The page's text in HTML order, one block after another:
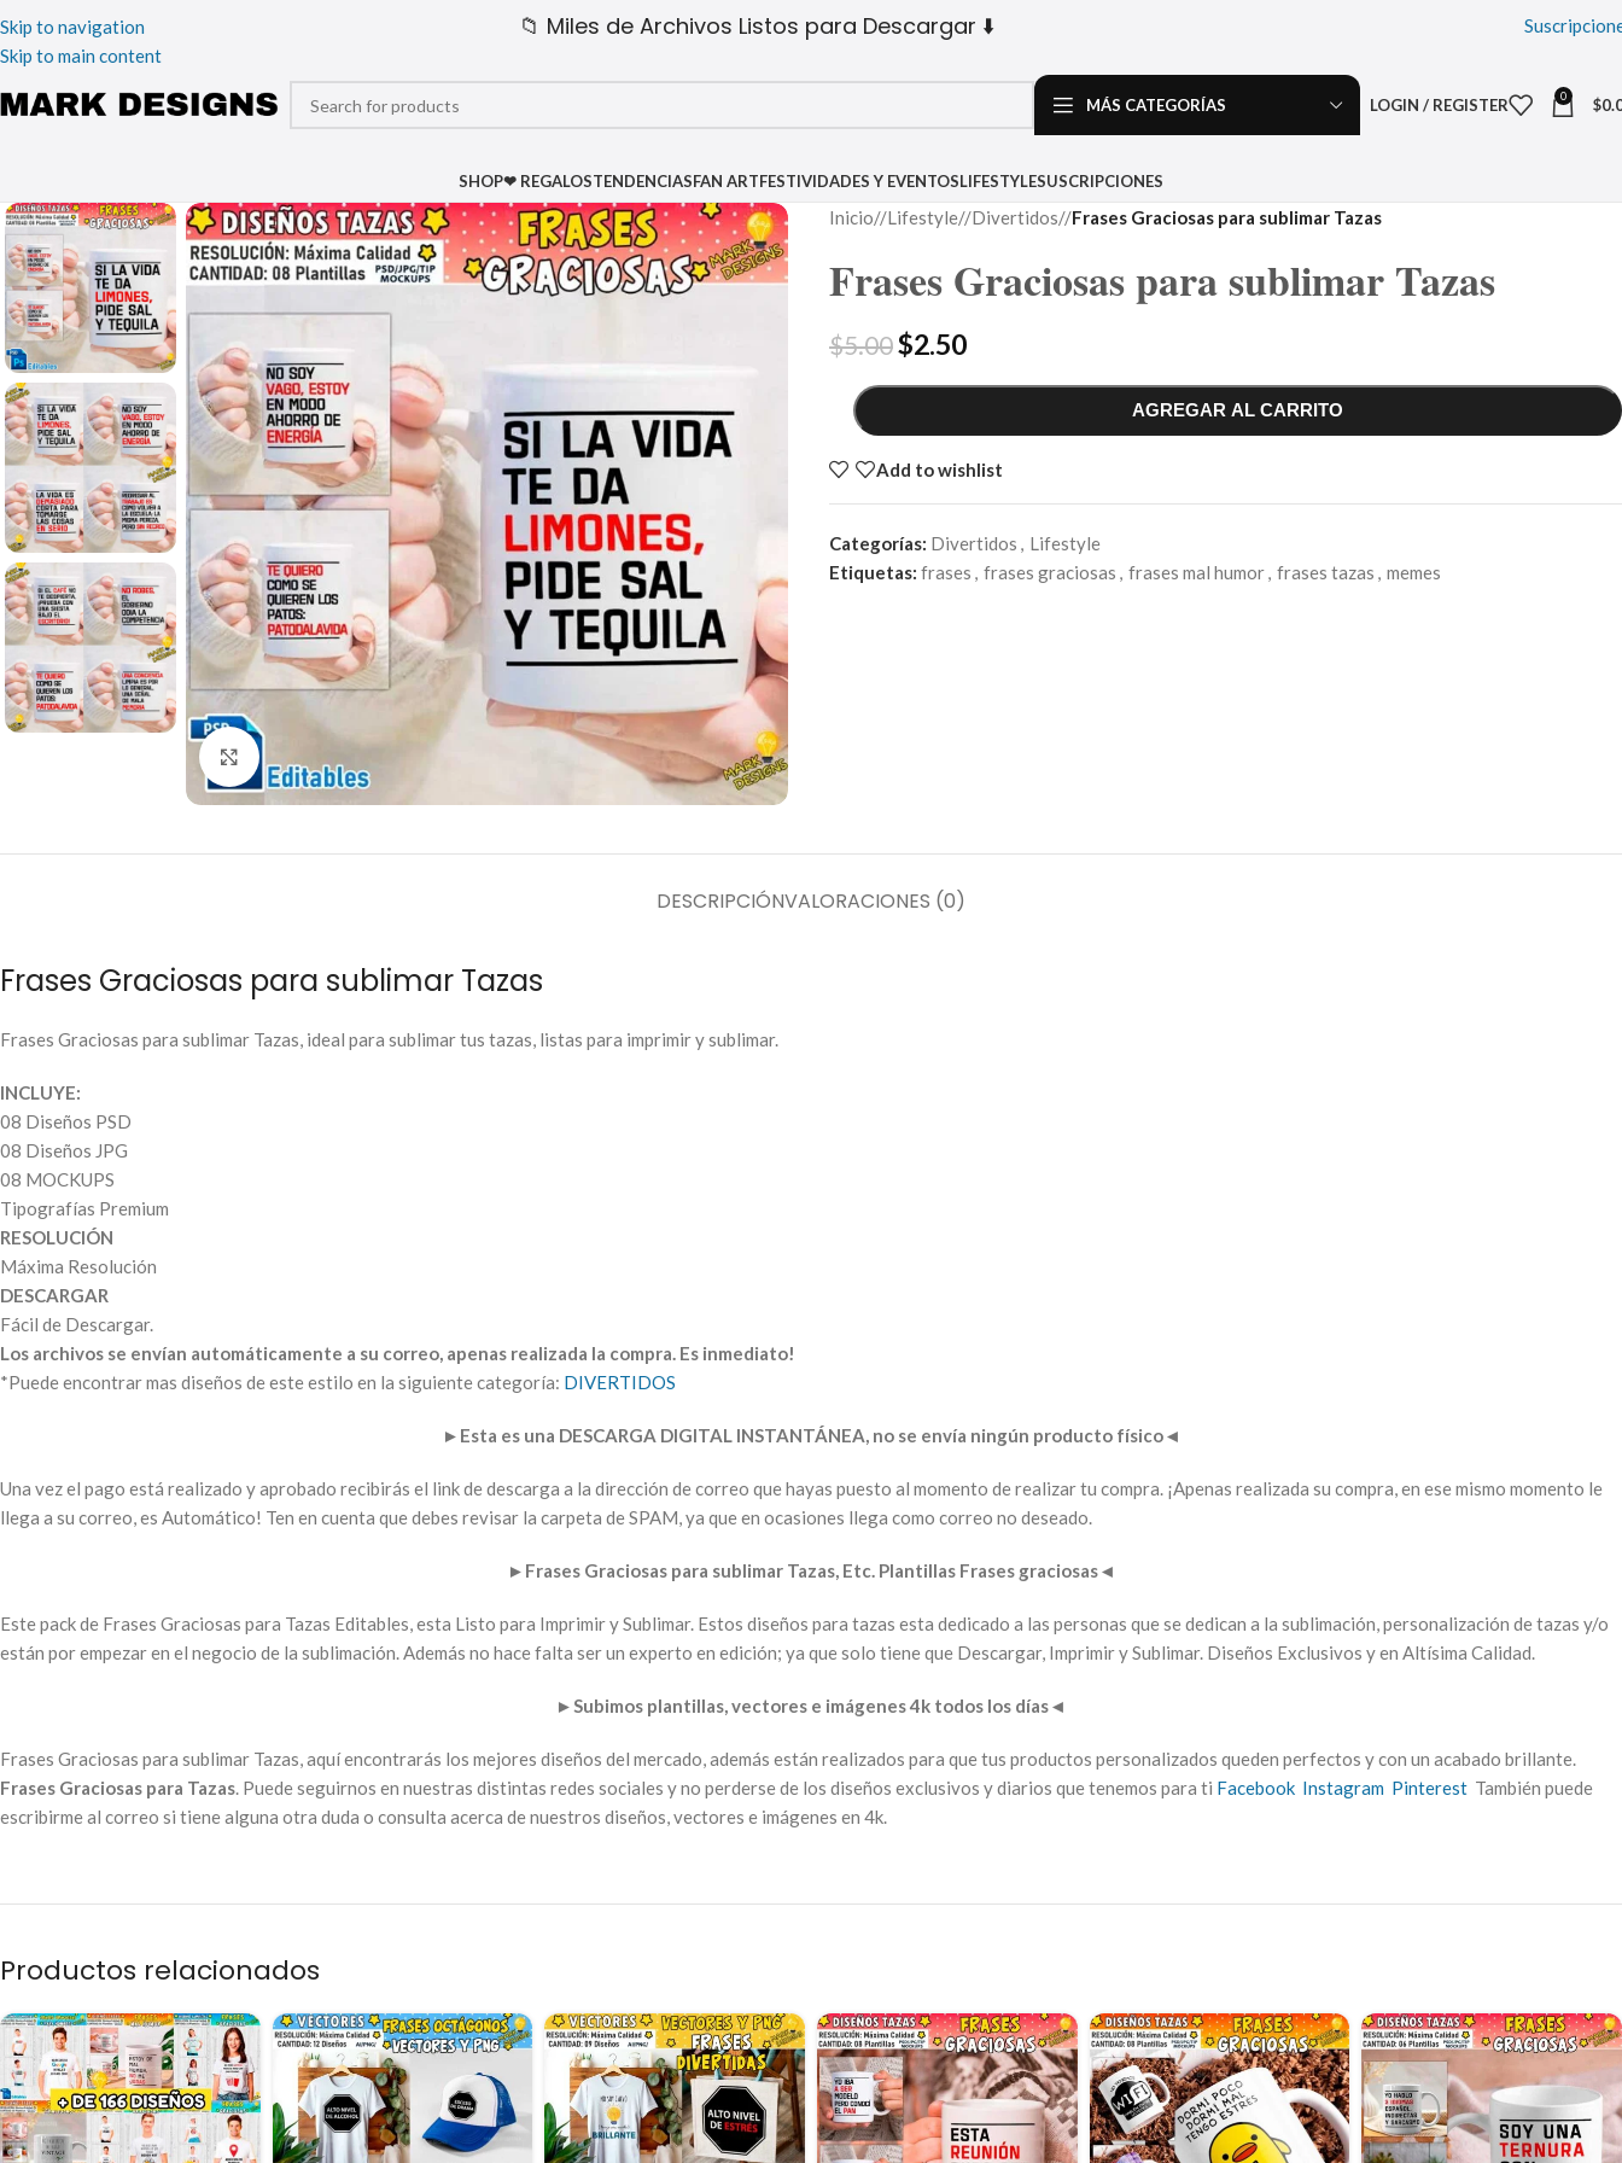
Skip to navigation
Skip to main content
📁 Miles de Archivos Listos para Descargar ⬇️
MÁS CATEGORÍAS LOGIN / REGISTER 0 $
SHOP❤ REGALOSTENDENCIASFAN ARTFESTIVIDADES Y EVENTOSLIFESTYLESUSCRIPCIONES
Inicio/ Lifestyle/ Divertidos/ Frases Graciosas para sublimar Tazas
Frases Graciosas para sublimar Tazas
$5.00$2.50
AGREGAR AL CARRITO
Add to wishlist
Categorías: Divertidos , Lifestyle
Etiquetas: frases , frases graciosas , frases mal humor, frases tazas , memes
DESCRIPCIÓNVALORACIONES (0)
Frases Graciosas para sublimar Tazas
Frases Graciosas para sublimar Tazas, ideal para sublimar tus tazas, listas para imprimir y sublimar.
INCLUYE:
08 Diseños PSD
08 Diseños JPG
08 MOCKUPS
Tipografías Premium
RESOLUCIÓN
Máxima Resolución
DESCARGAR
Fácil de Descargar.
Los archivos se envían automáticamente a su correo, apenas realizada la compra. Es inmediato!
*Puede encontrar mas diseños de este estilo en la siguiente categoría: DIVERTIDOS
► Esta es una DESCARGA DIGITAL INSTANTÁNEA, no se envía ningún producto físico◄
Una vez el pago está realizado y aprobado recibirás el link de descarga a la dirección de correo que hayas puesto al momento de realizar tu compra. ¡Apenas realizada su compra, en ese mismo momento le
llega a su correo, es Automático! Ten en cuenta que debes revisar la carpeta de SPAM, ya que en ocasiones llega como correo no deseado.
► Frases Graciosas para sublimar Tazas, Etc. Plantillas Frases graciosas◄
Este pack de Frases Graciosas para Tazas Editables, esta Listo para Imprimir y Sublimar. Estos diseños para tazas esta dedicado a las personas que se dedican a la sublimación, personalización de tazas y/o
están por empezar en el negocio de la sublimación. Además no hace falta ser un experto en edición; ya que solo tiene que Descargar, Imprimir y Sublimar. Diseños Exclusivos y en Altísima Calidad.
►Subimos plantillas, vectores e imágenes 4k todos los días◄
Frases Graciosas para sublimar Tazas, aquí encontrarás los mejores diseños del mercado, además están realizados para que tus productos personalizados queden perfectos y con un acabado brillante.
Frases Graciosas para Tazas. Puede seguirnos en nuestras distintas redes sociales y no perderse de los diseños exclusivos y diarios que tenemos para ti Facebook Instagram Pinterest También puede
escribirme al correo si tiene alguna otra duda o consulta acerca de nuestros diseños, vectores e imágenes en 4k.
Productos relacionados